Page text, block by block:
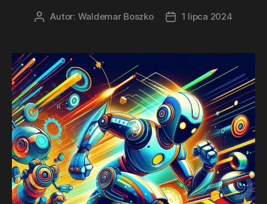
AutorAutor: Waldemar Boszko
Data1 lipca 2024